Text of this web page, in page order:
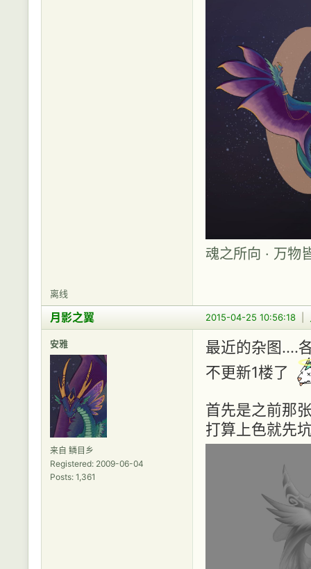
魂之所向 · 万物
离线
2015-04-25 10:56:18
月影之翼
安雅
来自 鳞目乡
Registered: 2009-06-04
Posts: 1,361
最近的杂图....
不更新1楼了
首先是之前那
打算上色就先